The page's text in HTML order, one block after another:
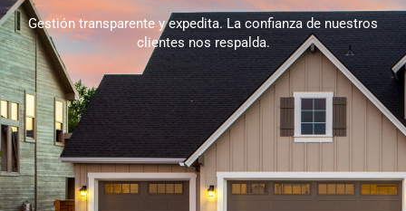
Gestión transparente y expedita. La confianza de nuestros
clientes nos respalda.